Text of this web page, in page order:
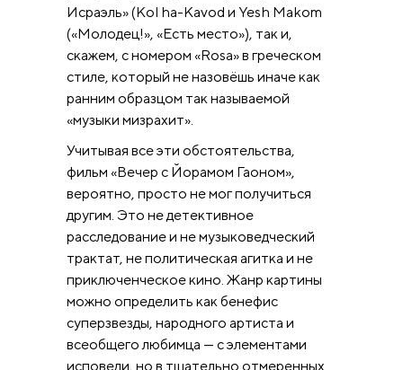
Исраэль» (Kol ha-Kavod и Yesh Makom
(«Молодец!», «Есть место»), так и,
скажем, с номером «Rosa» в греческом
стиле, который не назовёшь иначе как
ранним образцом так называемой
«музыки мизрахит».
Учитывая все эти обстоятельства,
фильм «Вечер с Йорамом Гаоном»,
вероятно, просто не мог получиться
другим. Это не детективное
расследование и не музыковедческий
трактат, не политическая агитка и не
приключенческое кино. Жанр картины
можно определить как бенефис
суперзвезды, народного артиста и
всеобщего любимца — с элементами
исповеди, но в тщательно отмеренных